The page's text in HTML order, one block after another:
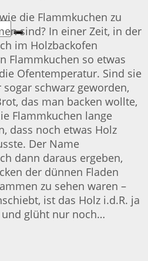
die Flammkuchen zu
sind? In einer Zeit, in der
im Holzbackofen
Flammkuchen so etwas
Ofentemperatur. Sind sie
schwarz geworden,
das man backen wollte,
Flammkuchen lange
dass noch etwas Holz
Der Name
dann daraus ergeben,
der dünnen Fladen
zu sehen waren –
ist das Holz i.d.R. ja
glüht nur noch…